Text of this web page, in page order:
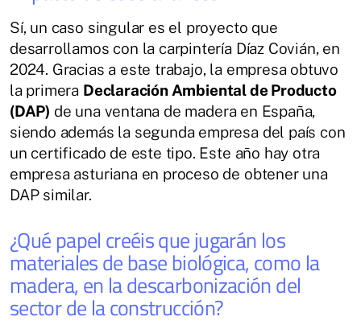
Sí, un caso singular es el proyecto que
desarrollamos con la carpintería Díaz Covián, en
2024. Gracias a este trabajo, la empresa obtuvo
la primera Declaración Ambiental de Producto
(DAP) de una ventana de madera en España,
siendo además la segunda empresa del país con
un certificado de este tipo. Este año hay otra
empresa asturiana en proceso de obtener una
DAP similar.
¿Qué papel creéis que jugarán los
materiales de base biológica, como la
madera, en la descarbonización del
sector de la construcción?